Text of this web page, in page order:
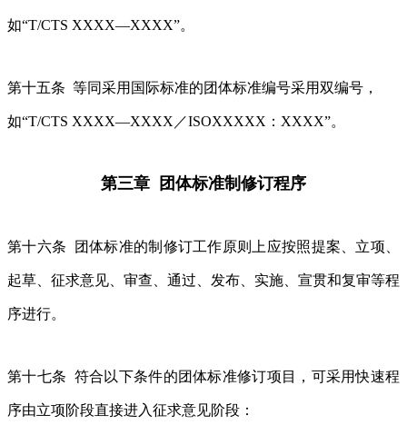
如“T/CTS XXXX—XXXX”。
第十五条 等同采用国际标准的团体标准编号采用双编号，
如“T/CTS XXXX—XXXX／ISOXXXXX：XXXX”。
第三章 团体标准制修订程序
第十六条 团体标准的制修订工作原则上应按照提案、立项、
起草、征求意见、审查、通过、发布、实施、宣贯和复审等程
序进行。
第十七条 符合以下条件的团体标准修订项目，可采用快速程
序由立项阶段直接进入征求意见阶段：